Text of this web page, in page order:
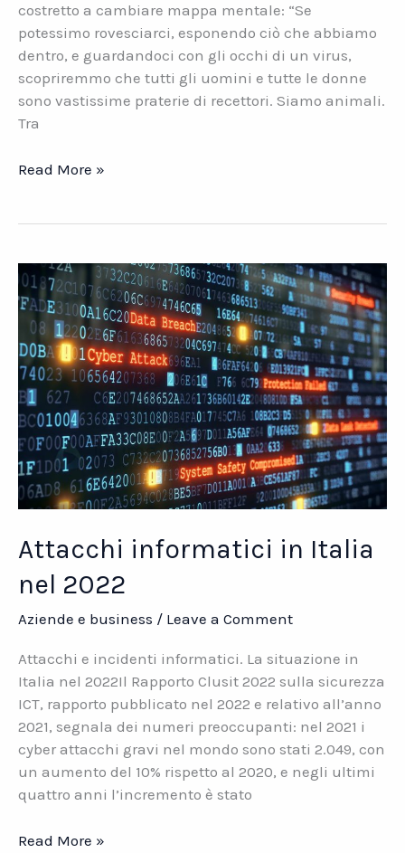
costretto a cambiare mappa mentale: “Se
potessimo rovesciarci, esponendo ciò che abbiamo
dentro, e guardandoci con gli occhi di un virus,
scopriremmo che tutti gli uomini e tutte le donne
sono vastissime praterie di recettori. Siamo animali.
Tra
Storia
Read More »
Attacchi informatici in Italia
nel 2022
Aziende e business / Leave a Comment
Attacchi e incidenti informatici. La situazione in
Italia nel 2022Il Rapporto Clusit 2022 sulla sicurezza
ICT, rapporto pubblicato nel 2022 e relativo all’anno
2021, segnala dei numeri preoccupanti: nel 2021 i
cyber attacchi gravi nel mondo sono stati 2.049, con
un aumento del 10% rispetto al 2020, e negli ultimi
quattro anni l’incremento è stato
Attacchi
Read More »